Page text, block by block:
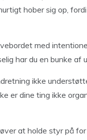
hober sig op,
med
har du en bunke af
ikke
er dine ting ikke
at holde styr på